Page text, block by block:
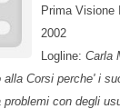
Prima Visione
2002
Logline: Carla
Corsi perche' i
con degli